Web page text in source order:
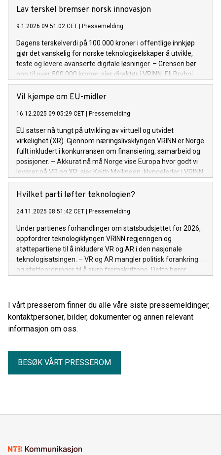
Lav terskel bremser norsk innovasjon
9.1.2026 09:51:02 CET | Pressemelding
Dagens terskelverdi på 100 000 kroner i offentlige innkjøp
gjør det vanskelig for norske teknologiselskaper å utvikle,
teste og levere avanserte digitale løsninger. – Grensen bør
opp til over 500 000 kroner, sier direktør i VRINN, Eli Bryhni.
Vil kjempe om EU-midler
16.12.2025 09:05:29 CET | Pressemelding
EU satser nå tungt på utvikling av virtuell og utvidet
virkelighet (XR). Gjennom næringslivsklyngen VRINN er Norge
fullt inkludert i konkurransen om finansiering, samarbeid og
posisjoner. – Akkurat nå må Norge vise Europa hvor godt vi
leverer på VR og XR, sier Keith Mellingen, klyngeleder i VRINN.
Hvilket parti løfter teknologien?
24.11.2025 08:51:42 CET | Pressemelding
Under partienes forhandlinger om statsbudsjettet for 2026,
oppfordrer teknologiklyngen VRINN regjeringen og
støttepartiene til å inkludere VR og AR i den nasjonale
teknologisatsingen. – VR og AR mangler politisk forankring
og støtteordninger til å sikre fremskrittene. Dette hører
I vårt presserom finner du alle våre siste pressemeldinger,
kontaktpersoner, bilder, dokumenter og annen relevant
informasjon om oss.
BESØK VÅRT PRESSEROM